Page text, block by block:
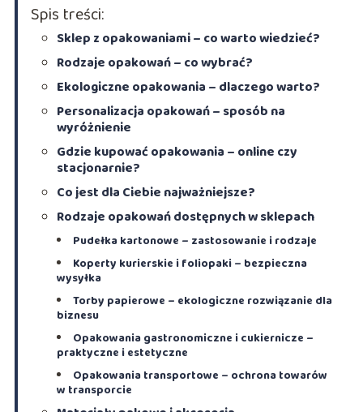
Spis treści:
Sklep z opakowaniami – co warto wiedzieć?
Rodzaje opakowań – co wybrać?
Ekologiczne opakowania – dlaczego warto?
Personalizacja opakowań – sposób na
wyróżnienie
Gdzie kupować opakowania – online czy
stacjonarnie?
Co jest dla Ciebie najważniejsze?
Rodzaje opakowań dostępnych w sklepach
Pudełka kartonowe – zastosowanie i rodzaje
Koperty kurierskie i foliopaki – bezpieczna
wysyłka
Torby papierowe – ekologiczne rozwiązanie dla
biznesu
Opakowania gastronomiczne i cukiernicze –
praktyczne i estetyczne
Opakowania transportowe – ochrona towarów
w transporcie